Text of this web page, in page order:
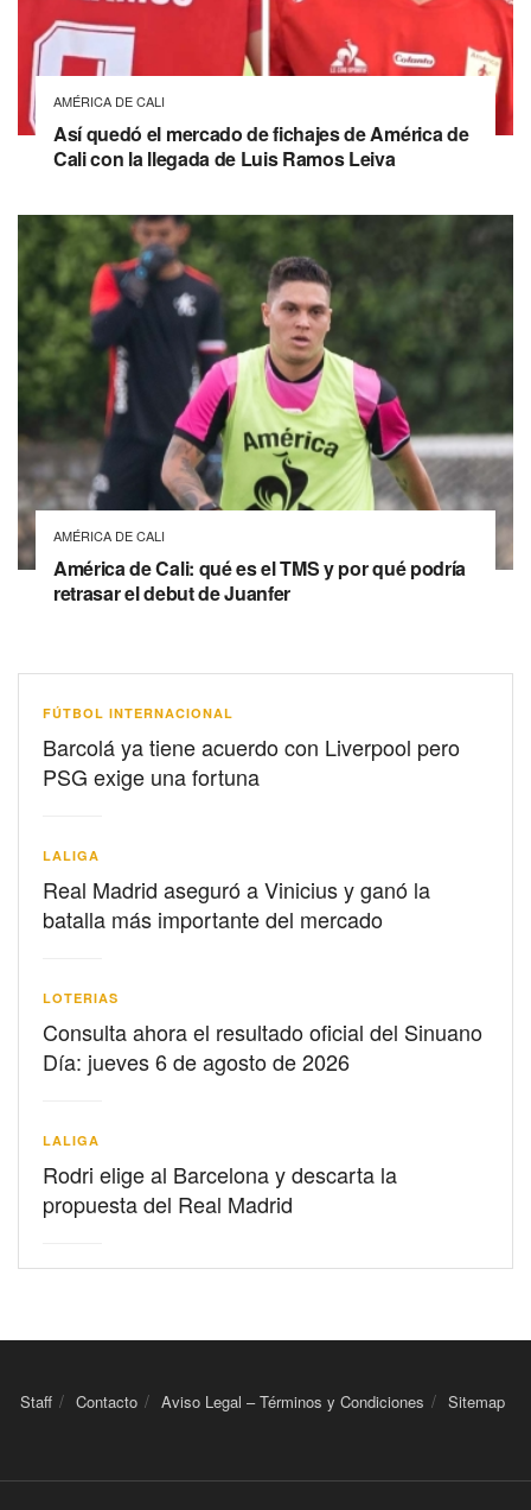
AMÉRICA DE CALI
Así quedó el mercado de fichajes de América de
Cali con la llegada de Luis Ramos Leiva
AMÉRICA DE CALI
América de Cali: qué es el TMS y por qué podría
retrasar el debut de Juanfer
FÚTBOL INTERNACIONAL
Barcolá ya tiene acuerdo con Liverpool pero
PSG exige una fortuna
LALIGA
Real Madrid aseguró a Vinicius y ganó la
batalla más importante del mercado
LOTERIAS
Consulta ahora el resultado oficial del Sinuano
Día: jueves 6 de agosto de 2026
LALIGA
Rodri elige al Barcelona y descarta la
propuesta del Real Madrid
Staff Contacto Aviso Legal – Términos y Condiciones Sitemap